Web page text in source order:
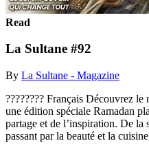
Read
La Sultane #92
By La Sultane - Magazine
???????? Français Découvrez
une édition spéciale Ramadan
partage et de l’inspiration. De la
passant par la beauté et la